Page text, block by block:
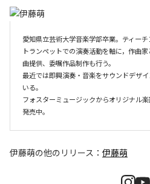
愛知県立芸術大学音楽学部卒業。ティーチ
トランペットでの演奏活動を軸に，作曲
曲提供、委嘱作品制作も行う。
最近では即興演奏・音楽をサウンドデザ
いる。
フォスターミュージックからオリジナル楽
伊藤萌の他のリリース： 伊藤萌